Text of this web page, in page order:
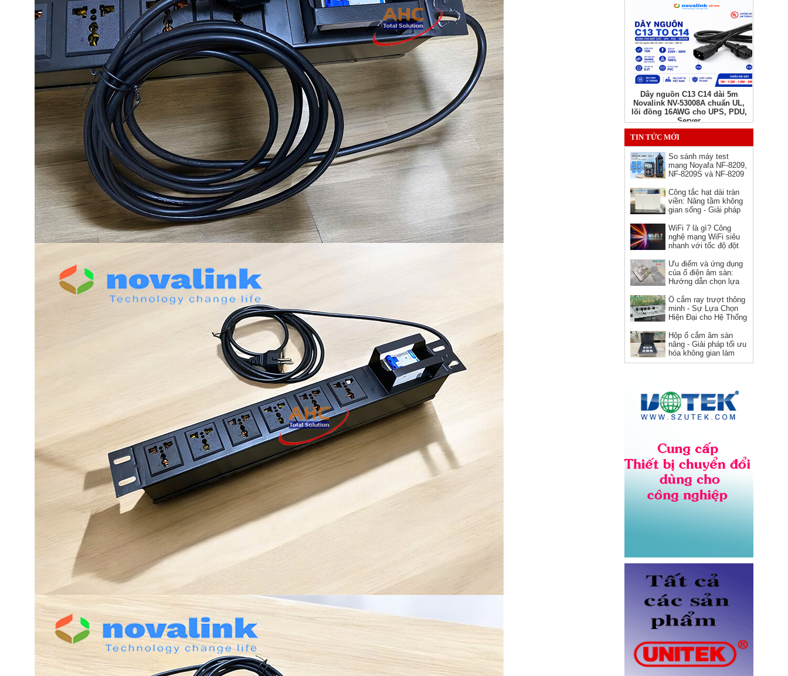
Dây nguồn C13 C14 dài 5m
Novalink NV-53008A chuẩn UL,
lõi đồng 16AWG cho UPS, PDU,
Server
Giá: Liên hệ
Ổ cắm HDMI âm tường hình
Giá: 150,000 VNĐ
chịu tải 20A cho server và UPS
Giá: Liên hệ
Ổ điện âm bàn Sinoamigo STS-
R90B-2 chính hãng
TIN TỨC MỚI
So sánh máy test
mạng Noyafa NF-8209,
NF-8209S và NF-8209
bản nào?
Công tắc hạt dài tràn
viền: Nâng tầm không
gian sống - Giải pháp
hiện đại
WiFi 7 là gì? Công
nghệ mạng WiFi siêu
nhanh với tốc độ đột
Ưu điểm và ứng dụng
của ổ điện âm sàn:
Hướng dẫn chọn lựa
Ổ cắm ray trượt thông
minh - Sự Lựa Chọn
Hiện Đại cho Hệ Thống
Hộp ổ cắm âm sàn
nâng - Giải pháp tối ưu
hóa không gian làm
việc